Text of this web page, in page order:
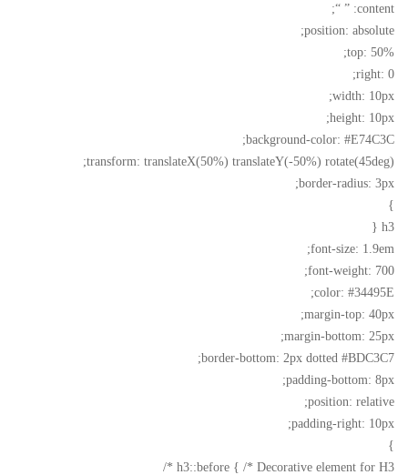
content: ” “;
position: absolute;
top: 50%;
right: 0;
width: 10px;
height: 10px;
background-color: #E74C3C;
transform: translateX(50%) translateY(-50%) rotate(45deg);
border-radius: 3px;
}
h3 {
font-size: 1.9em;
font-weight: 700;
color: #34495E;
margin-top: 40px;
margin-bottom: 25px;
border-bottom: 2px dotted #BDC3C7;
padding-bottom: 8px;
position: relative;
padding-right: 10px;
}
h3::before { /* Decorative element for H3 */